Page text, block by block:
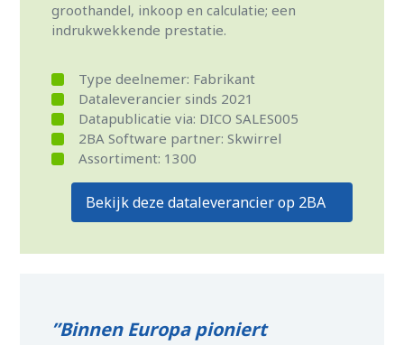
groothandel, inkoop en calculatie; een
indrukwekkende prestatie.
Type deelnemer: Fabrikant
Dataleverancier sinds 2021
Datapublicatie via: DICO SALES005
2BA Software partner: Skwirrel
Assortiment: 1300
Bekijk deze dataleverancier op 2BA
”Binnen Europa pioniert